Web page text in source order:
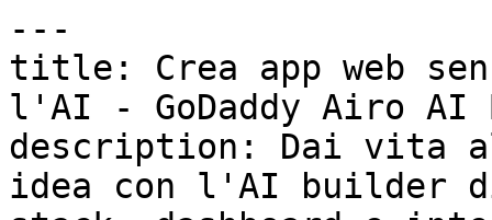
---
title: Crea app web
l'AI - GoDaddy Airo AI
description: Dai vita
idea con l'AI builder